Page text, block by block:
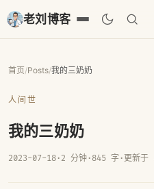
老刘博客
首页/Posts/我的三奶奶
人间世
我的三奶奶
2023-07-18· 2 分钟· 845 字 · 更新